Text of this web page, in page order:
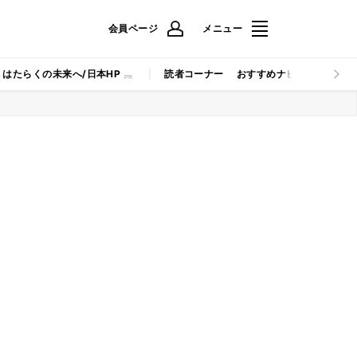
会員ページ メニュー
はたらくの未来へ/日本HP 読者コーナー おすすめナビ マイナビ